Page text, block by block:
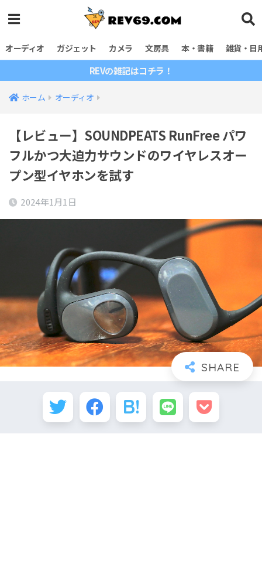
オーディオ ガジェット カメラ 文房具 本・書籍 雑貨・日
REVの雑記はコチラ！
ホーム オーディオ
【レビュー】SOUNDPEATS RunFree パワ
フルかつ大迫力サウンドのワイヤレスオー
プン型イヤホンを試す
2024年1月1日